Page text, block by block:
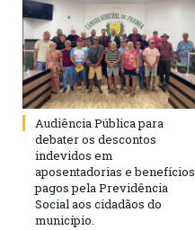
Audiência Pública para
debater os descontos
indevidos em
aposentadorias e benefícios
pagos pela Previdência
Social aos cidadãos do
município.